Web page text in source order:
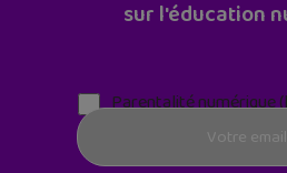
sur l'éducation
Parentalité numérique